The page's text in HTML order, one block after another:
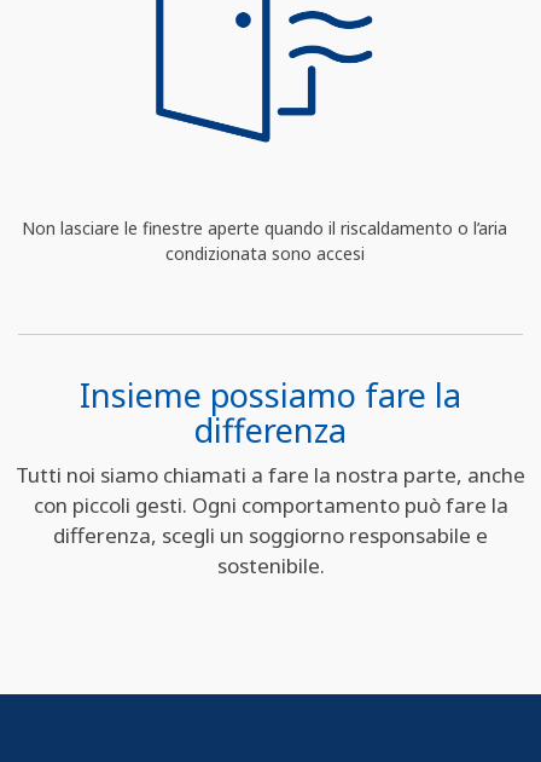
Non lasciare le finestre aperte quando il riscaldamento o l’aria
condizionata sono accesi
Insieme possiamo fare la
differenza
Tutti noi siamo chiamati a fare la nostra parte, anche
con piccoli gesti. Ogni comportamento può fare la
differenza, scegli un soggiorno responsabile e
sostenibile.